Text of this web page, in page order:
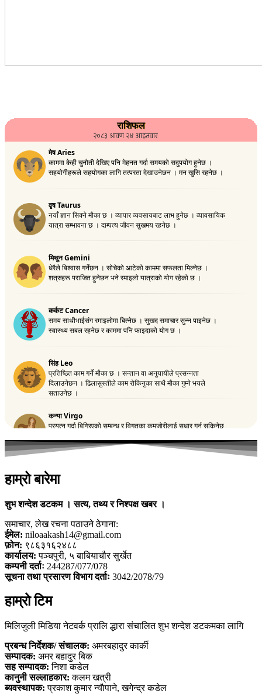
हाम्रो बारेमा
शुभ शन्देश डटकम । सत्य, तथ्य र निश्पक्ष खबर ।
समाचार, लेख रचना पठाउने ठेगाना:
ईमेल: niloaakash14@gmail.com
फ़ोन: ९८६३१६२४८८
कार्यालय: पञ्चपुरी, ५ बाबियाचौर सुर्खेत
कम्पनी दर्ताः 244287/077/078
सूचना तथा प्रसारण विभाग दर्ताः 3042/2078/79
हाम्रो टिम
मिलिजुली मिडिया नेटवर्क प्रालि द्धारा संचालित शुभ शन्देश डटकमका लागि
प्रबन्ध निर्देशक/ संचालक: अमरबहादुर कार्की
सम्पादक: अमर बहादुर बिक
सह सम्पादक: निशा कडेल
कानुनी सल्लाहकार: कलम खत्री
ब्यवस्थापक:प्रकाश कुमार न्याैपाने, खगेन्द्र कडेल